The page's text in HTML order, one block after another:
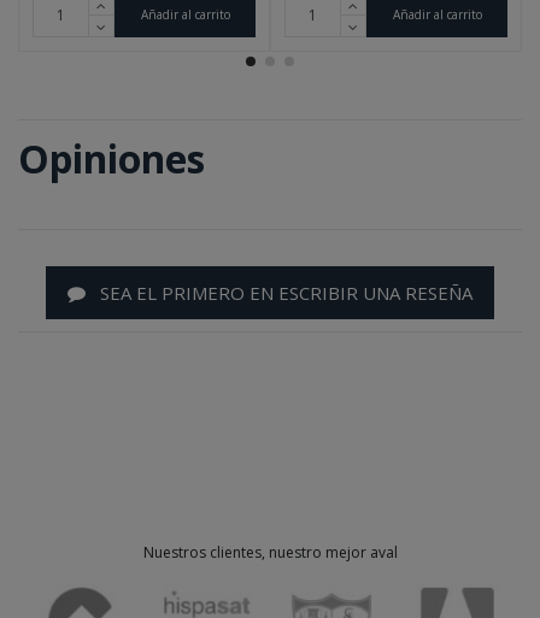
Añadir al carrito Añadir al carrito
Opiniones
SEA EL PRIMERO EN ESCRIBIR UNA RESEÑA
Nuestros clientes, nuestro mejor aval